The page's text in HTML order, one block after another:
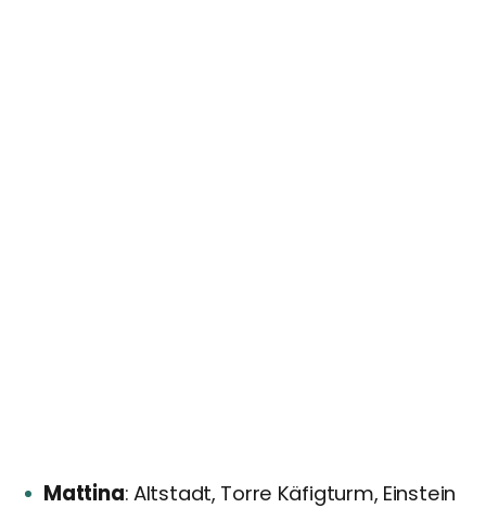
Mattina Altstadt, Torre Käfigturm, Einstein